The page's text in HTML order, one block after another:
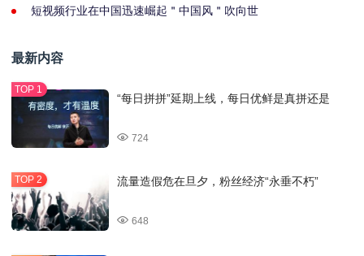
短视频行业在中国迅速崛起＂中国风＂吹向世
最新内容
“每日拼拼”延期上线，每日优鲜是真拼还是
724
流量造假危在旦夕，粉丝经济“永垂不朽”
648